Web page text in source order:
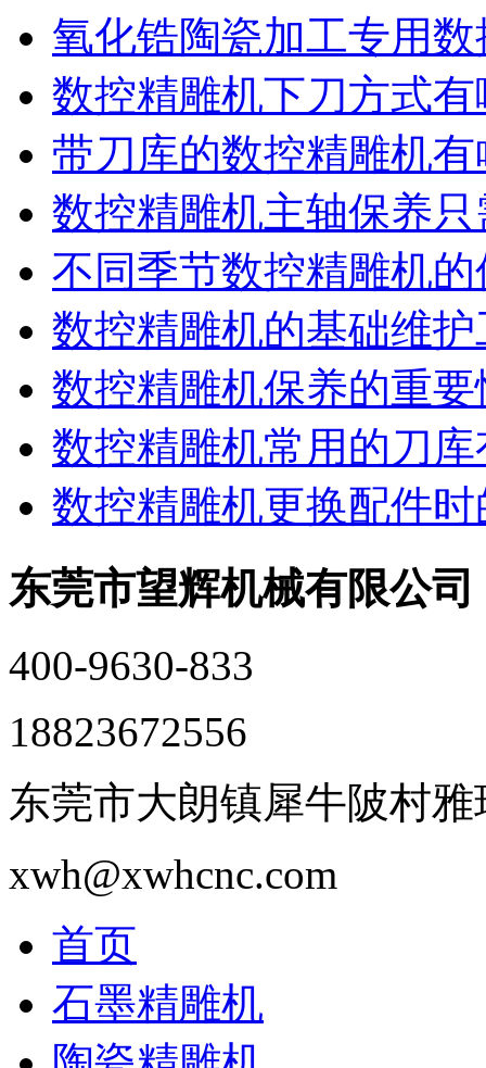
氧化锆陶瓷加工专用
数控精雕机下刀方式
带刀库的数控精雕机
数控精雕机主轴保养
不同季节数控精雕机
数控精雕机的基础维
数控精雕机保养的重要
数控精雕机常用的刀
数控精雕机更换配件
东莞市望辉机械有限公司
400-9630-833
18823672556
东莞市大朗镇犀牛陂村雅
xwh@xwhcnc.com
首页
石墨精雕机